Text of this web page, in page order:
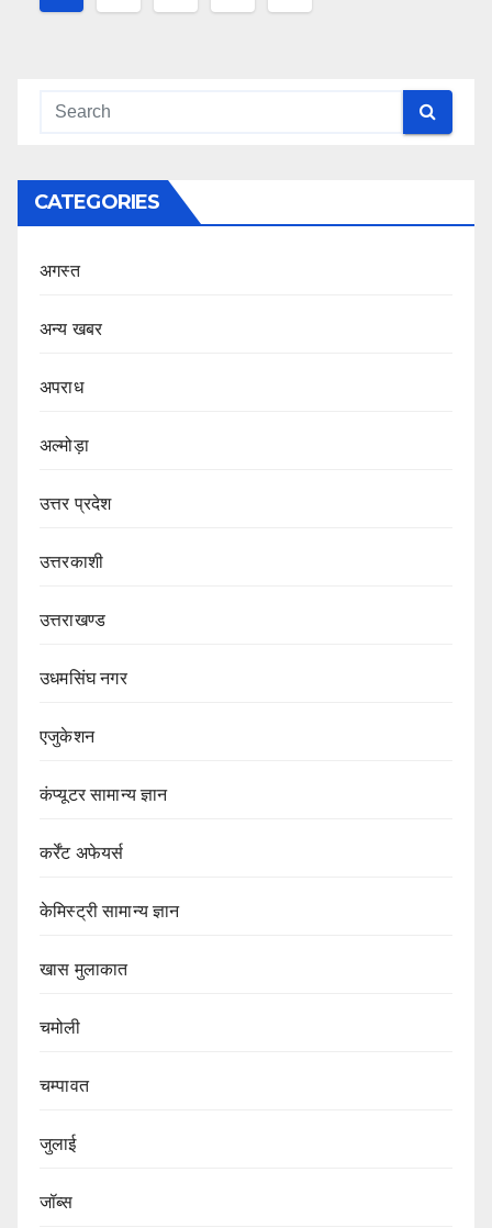
navigation
CATEGORIES
अगस्त
अन्य खबर
अपराध
अल्मोड़ा
उत्तर प्रदेश
उत्तरकाशी
उत्तराखण्ड
उधमसिंघ नगर
एजुकेशन
कंप्यूटर सामान्य ज्ञान
कर्रेंट अफेयर्स
केमिस्ट्री सामान्य ज्ञान
खास मुलाकात
चमोली
चम्पावत
जुलाई
जॉब्स